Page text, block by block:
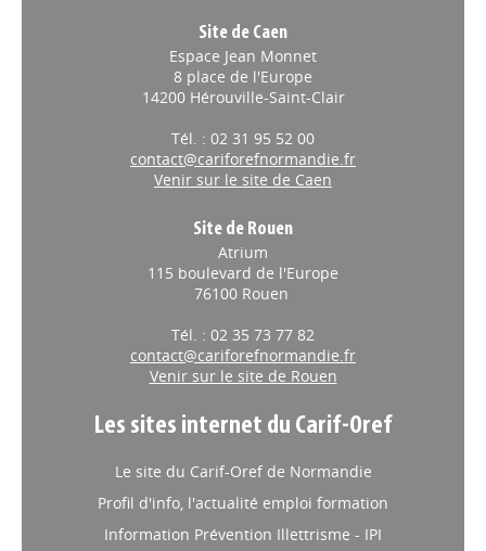
Site de Caen
Espace Jean Monnet
8 place de l'Europe
14200 Hérouville-Saint-Clair
Tél. : 02 31 95 52 00
contact@cariforefnormandie.fr
Venir sur le site de Caen
Site de Rouen
Atrium
115 boulevard de l'Europe
76100 Rouen
Tél. : 02 35 73 77 82
contact@cariforefnormandie.fr
Venir sur le site de Rouen
Les sites internet du Carif-Oref
Le site du Carif-Oref de Normandie
Profil d'info, l'actualité emploi formation
Information Prévention Illettrisme - IPI